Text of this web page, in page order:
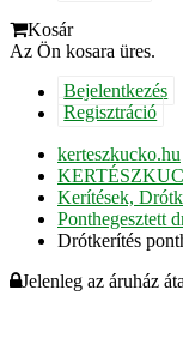
Kosár
Az Ön kosara üres.
Bejelentkezés
Regisztráció
kerteszkucko.hu
Kerítések,
Ponthegesztett
Drótkerítés
Jelenleg az áruház